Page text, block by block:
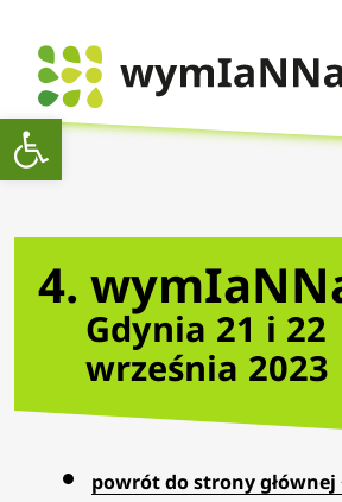
Otwórz pasek
4.
Gdynia 21 i 22
września 2023
powrót do strony głównej